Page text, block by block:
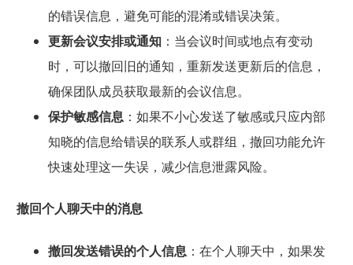
的错误信息，避免可能的混淆或错误决策。
更新会议安排或通知：当会议时间或地点有变动
时，可以撤回旧的通知，重新发送更新后的信息，
确保团队成员获取最新的会议信息。
保护敏感信息：如果不小心发送了敏感或只应内部
知晓的信息给错误的联系人或群组，撤回功能允许
快速处理这一失误，减少信息泄露风险。
撤回个人聊天中的消息
撤回发送错误的个人信息：在个人聊天中，如果发